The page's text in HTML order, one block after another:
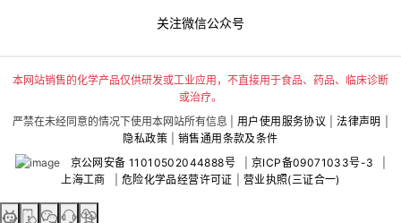
关注微信公众号
本网站销售的化学产品仅供研发或工业应用，不直接用于食品、药品、临床诊断
或治疗。
严禁在未经同意的情况下使用本网站所有信息 |
用户使用服务协议 法律声明
隐私政策
销售通用条款及条件
京公网安备 11010502044888号
京ICP备09071033号-3
上海工商
危险化学品经营许可证 营业执照(三证合一)